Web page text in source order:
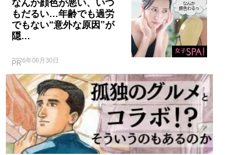
なんか顔色が悪い、いつ
もだるい…年齢でも過労
でもない“意外な原因”が
隠…
2026年06月30日
PR